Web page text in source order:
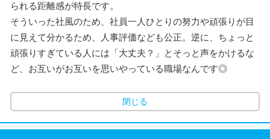
られる距離感が特長です。
そういった社風のため、社員一人ひとりの努力や頑張りが目
に見えて分かるため、人事評価なども公正。逆に、ちょっと
頑張りすぎている人には「大丈夫？」とそっと声をかけるな
ど、お互いがお互いを思いやっている職場なんです◎
閉じる